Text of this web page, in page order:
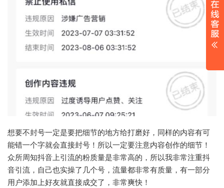
想要不封号一定是要把细节的地方给打磨好，同样的内容有可
能错一个字就会直接封号！所以一定要注意内容创作的细节！
众所周知抖音上引流的粉质量是非常高的，所以我非常注重抖
音引流，自己也实操了几个号，流量都非常有质量，有一部分
用户添加上好友就直接成交了，非常爽快！